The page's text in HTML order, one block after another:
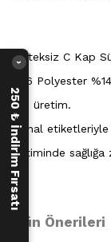
Desteksiz C Kap
%86 Polyester
Yerli üretim.
Orijinal
Üretiminde
Ürün Önerileri
250 ₺ İndirim Fırsatı
›